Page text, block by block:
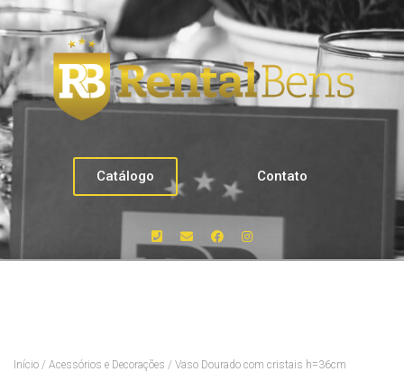
Catálogo Contato
Início / Acessórios e Decorações / Vaso Dourado com cristais h=36cm